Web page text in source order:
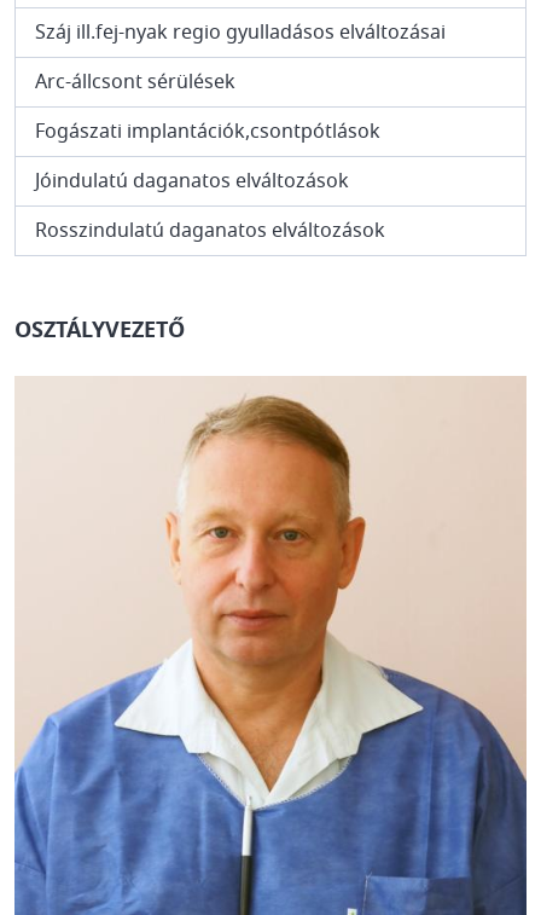
Száj ill.fej-nyak regio gyulladásos elváltozásai
Arc-állcsont sérülések
Fogászati implantációk,csontpótlások
Jóindulatú daganatos elváltozások
Rosszindulatú daganatos elváltozások
OSZTÁLYVEZETŐ